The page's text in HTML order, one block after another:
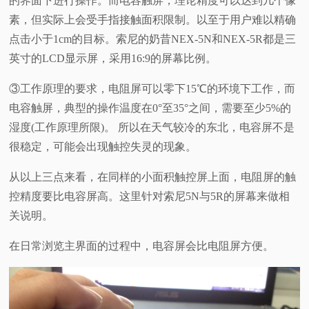
素，但实际上会受手指接触面积限制。以至于用户难以精确
点击小于1cm的目标。索尼的奶昔NEX-5N和NEX-5R都是三
英寸的LCD显示屏，采用16:9的屏幕比例。
③工作原理的要求，电阻屏可以零下15℃的环境下工作，而
电容触屏，典型的操作温度在0°至35°之间，需要至少5%的
湿度(工作原理所限)。 所以在天气较冷的东北，电容屏不是
很稳定，可能会出现触控失灵的现象。
从以上三点来看，在同样的小面积触控屏上面，电阻屏的触
控精度要比电容屏高。这里针对索尼5N与5R的屏幕来做相
关说明。
在日常浏览主界面的过程中，电容屏会比电阻屏方便。